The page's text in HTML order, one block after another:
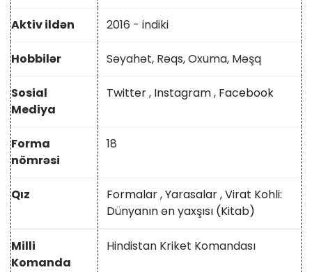
Aktiv ildən 2016 - indiki
Hobbilər Səyahət, Rəqs, Oxuma, Məşq
Sosial
Mediya
Twitter, Instagram, Facebook
Forma
nömrəsi
18
Qız Formalar,Yarasalar,Virat Kohli:
Dünyanın ən yaxşısı (Kitab)
Milli
Komanda
Hindistan Kriket Komandası